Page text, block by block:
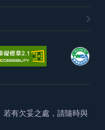
若有欠妥之處，請隨時與